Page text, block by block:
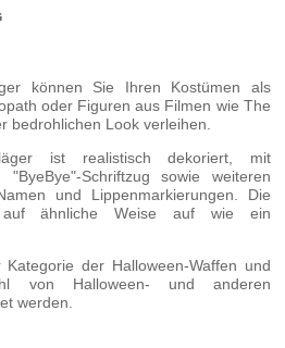
können Sie Ihren Kostümen als
oder Figuren aus Filmen wie The
bedrohlichen Look verleihen.
ist realistisch dekoriert, mit
Schriftzug sowie weiteren
und Lippenmarkierungen. Die
auf ähnliche Weise auf wie ein
der Halloween-Waffen und
von Halloween- und anderen
werden.